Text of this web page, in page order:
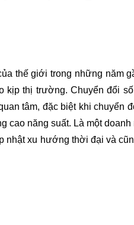
thế giới trong những năm
kịp thị trường. Chuyển đổi
tâm, đặc biệt khi
cao năng suất. Là một
nhật xu hướng thời đại và